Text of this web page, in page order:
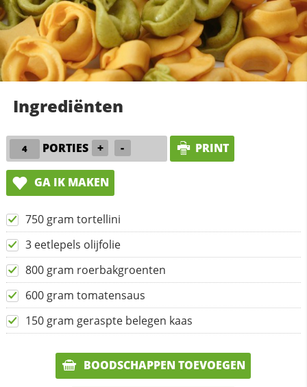
Ingrediënten
PORTIES + - PRINT
GA IK MAKEN
750 gram tortellini
3 eetlepels olijfolie
800 gram roerbakgroenten
600 gram tomatensaus
150 gram geraspte belegen kaas
BOODSCHAPPEN TOEVOEGEN